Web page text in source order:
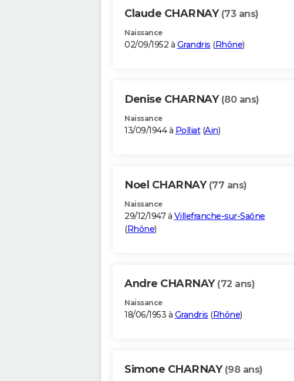
Claude CHARNAY (73 ans)
Naissance
02/09/1952 à Grandris (Rhône)
Denise CHARNAY (80 ans)
Naissance
13/09/1944 à Polliat(Ain)
Noel CHARNAY (77 ans)
Naissance
29/12/1947 à Villefranche-sur-Saône
(Rhône)
Andre CHARNAY (72 ans)
Naissance
18/06/1953 à Grandris (Rhône)
Simone CHARNAY (98 ans)